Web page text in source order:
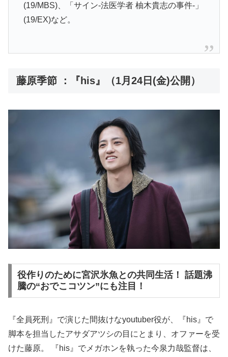
(19/MBS)、「サイン-法医学者 柚木貴志の事件-」
(19/EX)など。
藤原季節 ：『his』（1月24日(金)公開）
役作りのために宮沢氷魚との共同生活！ 話題沸
騰の“おでこコツン”にも注目！
『全員死刑』で演じた間抜けなyoutuber役が、『his』で
脚本を担当したアサダアツシの目にとまり、オファーを受
けた藤原。 『his』でメガホンを執った今泉力哉監督は、